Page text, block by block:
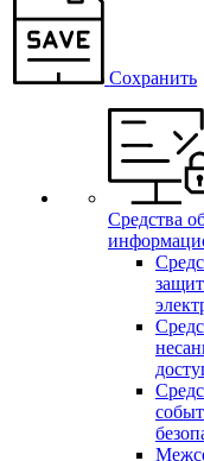
Сохранить
Средства